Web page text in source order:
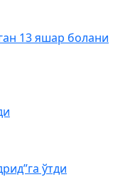
13 яшар болани
ўтди